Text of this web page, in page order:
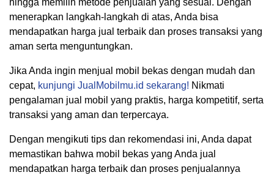
hingga memilih metode penjualan yang sesuai. Dengan
menerapkan langkah-langkah di atas, Anda bisa
mendapatkan harga jual terbaik dan proses transaksi yang
aman serta menguntungkan.
Jika Anda ingin menjual mobil bekas dengan mudah dan
cepat, kunjungi JualMobilmu.id sekarang! Nikmati
pengalaman jual mobil yang praktis, harga kompetitif, serta
transaksi yang aman dan terpercaya.
Dengan mengikuti tips dan rekomendasi ini, Anda dapat
memastikan bahwa mobil bekas yang Anda jual
mendapatkan harga terbaik dan proses penjualannya